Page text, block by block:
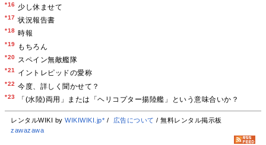
*16 少し休ませて
*17 状況報告書
*18 時報
*19 もちろん
*20 スペイン無敵艦隊
*21 イントレピッドの愛称
*22 今度、詳しく聞かせて？
*23 「(水陸)両用」または「ヘリコプター揚陸艦」という意味合いか？
レンタルWIKI byWIKIWIKI.jp* / 広告について / 無料レンタル掲示板
zawazawa